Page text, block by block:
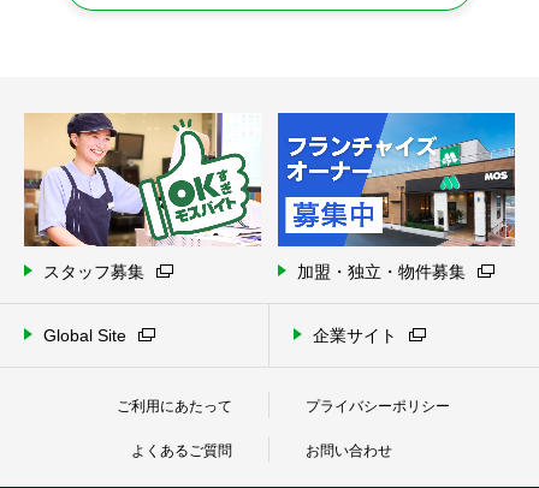
スタッフ募集 加盟・独立・物件募集
Global Site 企業サイト
ご利用にあたって プライバシーポリシー
よくあるご質問 お問い合わせ